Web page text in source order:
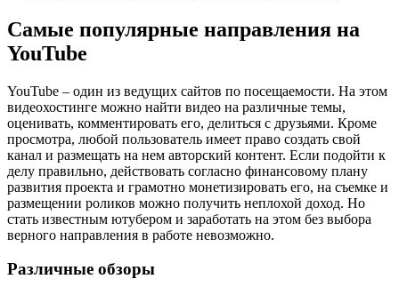
Самые популярные направления на
YouTube
YouTube – один из ведущих сайтов по посещаемости. На этом
видеохостинге можно найти видео на различные темы,
оценивать, комментировать его, делиться с друзьями. Кроме
просмотра, любой пользователь имеет право создать свой
канал и размещать на нем авторский контент. Если подойти к
делу правильно, действовать согласно финансовому плану
развития проекта и грамотно монетизировать его, на съемке и
размещении роликов можно получить неплохой доход. Но
стать известным ютубером и заработать на этом без выбора
верного направления в работе невозможно.
Различные обзоры